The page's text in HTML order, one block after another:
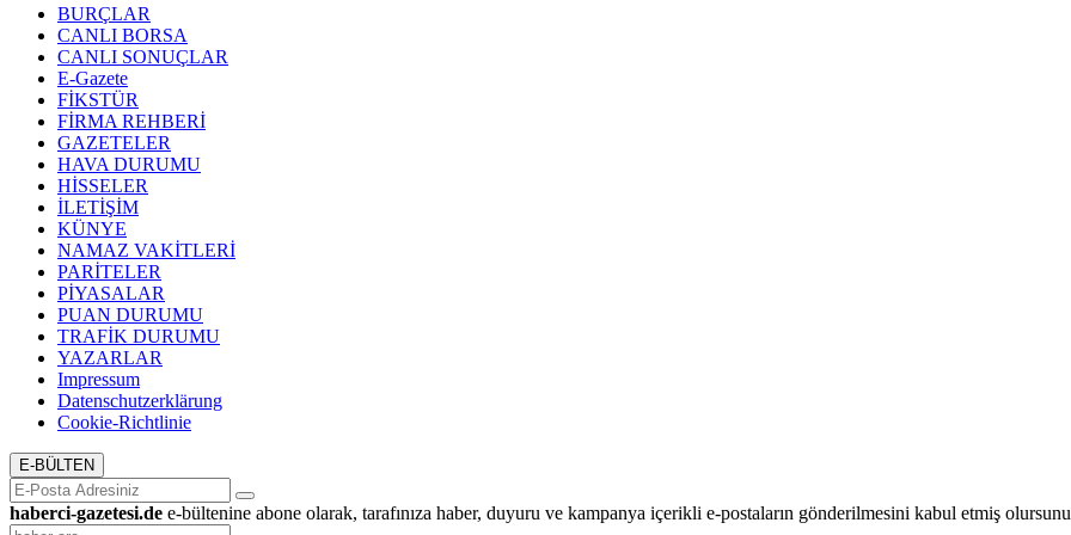
BURÇLAR
CANLI BORSA
CANLI SONUÇLAR
E-Gazete
FİKSTÜR
FİRMA REHBERİ
GAZETELER
HAVA DURUMU
HİSSELER
İLETİŞİM
KÜNYE
NAMAZ VAKİTLERİ
PARİTELER
PİYASALAR
PUAN DURUMU
TRAFİK DURUMU
YAZARLAR
Impressum
Datenschutzerklärung
Cookie-Richtlinie
E-BÜLTEN
haberci-gazetesi.de e-bültenine abone olarak, tarafınıza haber, duyuru ve kampanya içerikli e-postaların gönderilmesini kabul etmiş